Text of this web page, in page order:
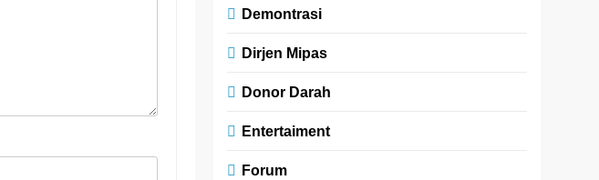
Demontrasi
Dirjen Mipas
Donor Darah
Entertaiment
Forum